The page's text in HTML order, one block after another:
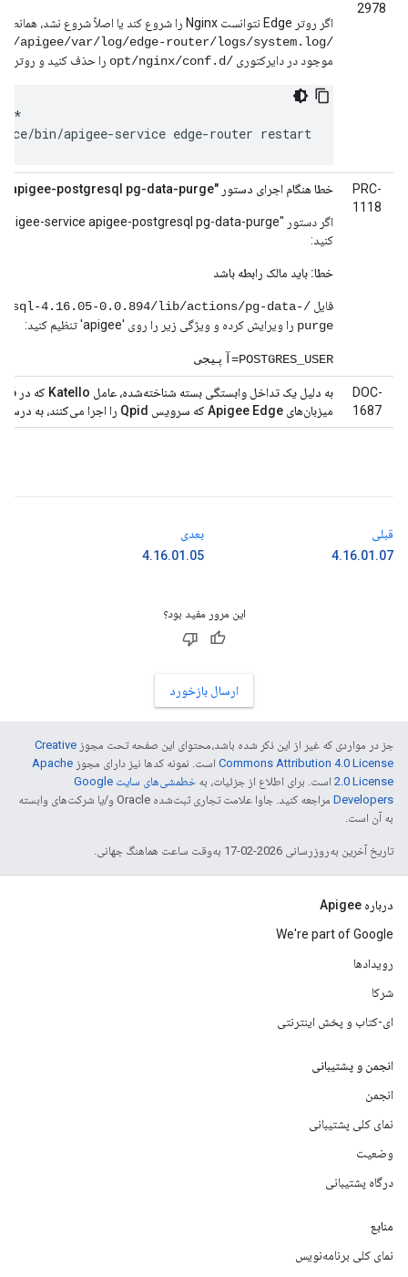
2978
اگر روتر Edge نتوانست Nginx را شروع کند یا اصلاً شروع نشد، همانطور که در فایل
/opt/apigee/var/log/edge-router/logs/system.log
موجود در دایرکتوری /opt/nginx/conf.d را حذف کنید و روتر را
*
bin/apigee-service edge-router restart
PRC-
1118
خطا هنگام اجرای دستور "apigee-service apigee-postgresql pg-data-purge"
کنید:
خطا: باید مالک رابطه باشد
فایل
4.16.05-0.0.894/lib/actions/pg-data-
purge را ویرایش کرده و ویژگی زیر را روی 'apigee' تنظیم کنید:
POSTGRES_USER=آپیجی
DOC-
1687
میزبان‌های Apigee Edge که سرویس Qpid را اجرا می‌کنند، به درستی نصب نمی‌شود.
قبلی
4.16.01.07
بعدی
4.16.01.05
این مرور مفید بود؟
ارسال بازخورد
جز در مواردی که غیر از این ذکر شده باشد،‌محتوای این صفحه تحت مجوز Creative
Commons Attribution 4.0 License است. نمونه کدها نیز دارای مجوز Apache
2.0 License است. برای اطلاع از جزئیات، به
خطمشی‌های سایت Google
Developers‏
مراجعه کنید. جاوا علامت تجاری ثبت‌شده Oracle و/یا شرکت‌های وابسته
به آن است.
تاریخ آخرین به‌روزرسانی 2026-02-17 به‌وقت ساعت هماهنگ جهانی.
درباره Apigee
We're part of Google
رویدادها
شرکا
ای-کتاب و پخش اینترنتی
انجمن و پشتیبانی
انجمن
نمای کلی پشتیبانی
وضعیت
درگاه پشتیبانی
منابع
نمای کلی برنامه‌نویس